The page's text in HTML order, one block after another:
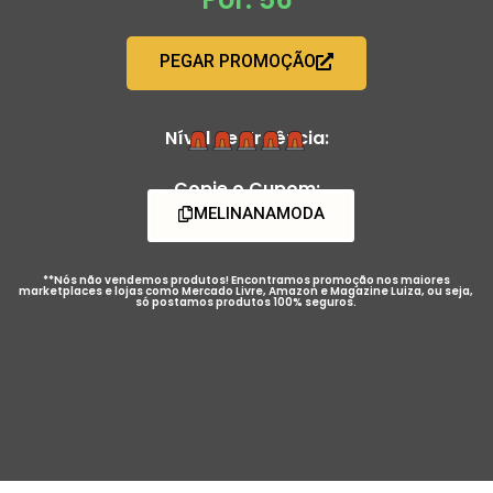
PEGAR PROMOÇÃO
Nível de Urgência:
Copie o Cupom:
MELINANAMODA
**Nós não vendemos produtos! Encontramos promoção nos maiores
marketplaces e lojas como Mercado Livre, Amazon e Magazine Luiza, ou seja,
só postamos produtos 100% seguros.